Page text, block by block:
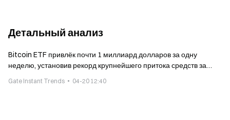
Детальный анализ
Bitcoin ETF привлёк почти 1 миллиард долларов за одну
неделю, установив рекорд крупнейшего притока средств за
Gate Instant Trends 04-20 12:40